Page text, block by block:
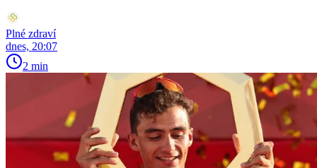
Plné zdraví
dnes, 20:07
2 min